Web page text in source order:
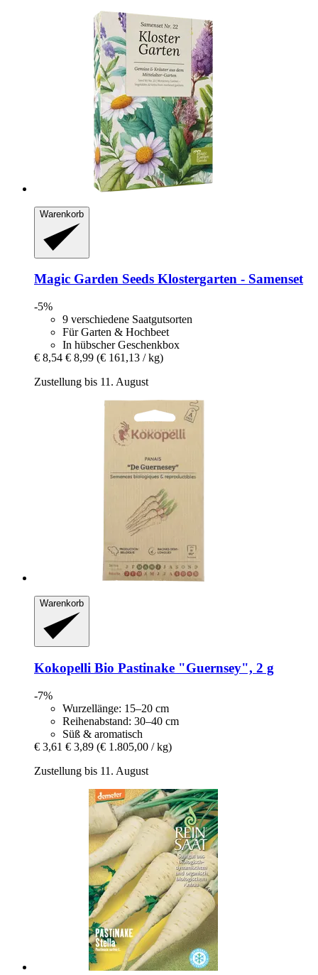
Warenkorb
Magic Garden Seeds Klostergarten -​ Samenset
-5%
9 verschiedene Saatgutsorten
Für Garten & Hochbeet
In hübscher Geschenkbox
€ 8,54 € 8,99 (€ 161,13 / kg)
Zustellung bis 11. August
Warenkorb
Kokopelli Bio Pastinake "Guernsey", 2 g
-7%
Wurzellänge: 15–20 cm
Reihenabstand: 30–40 cm
Süß & aromatisch
€ 3,61 € 3,89 (€ 1.805,00 / kg)
Zustellung bis 11. August